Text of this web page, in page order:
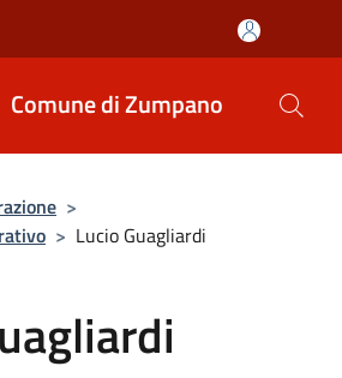
Comune di Zumpano
>
> Lucio Guagliardi